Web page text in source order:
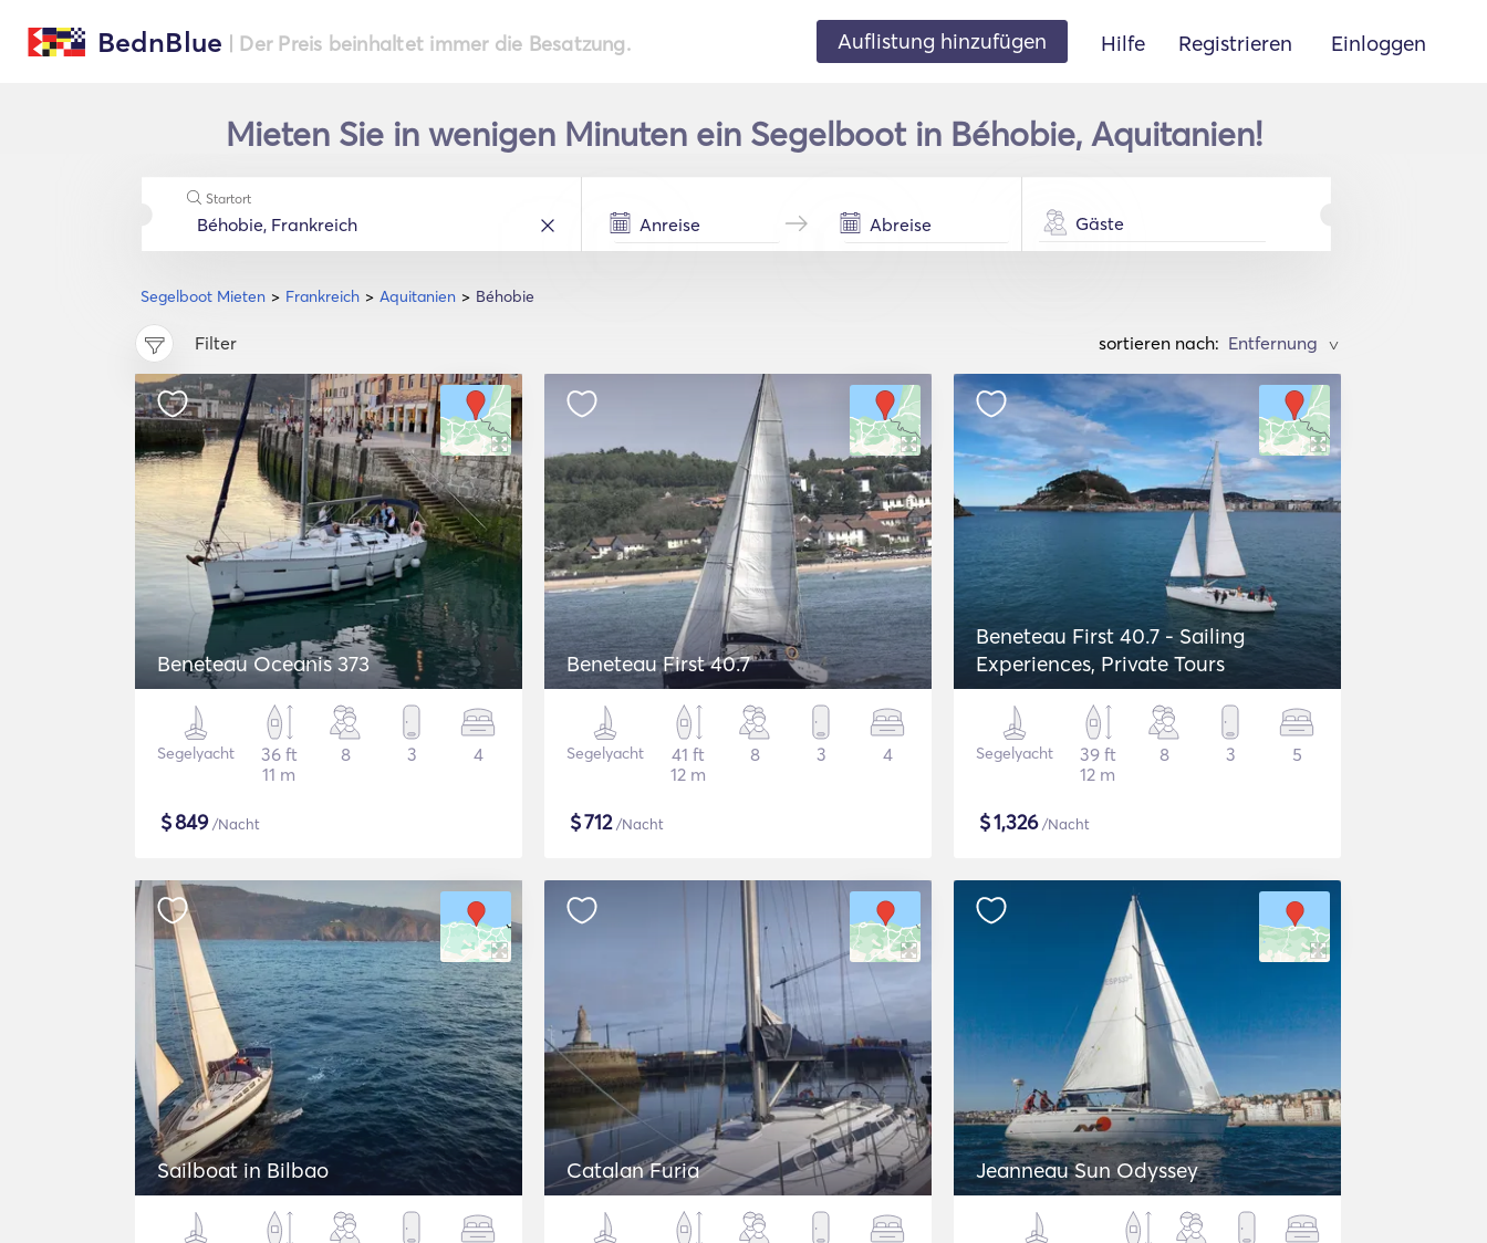
BednBlue | Der Preis beinhaltet immer die Besatzung. Auflistung hinzufügen Hilfe Registrieren Einloggen
Mieten Sie in wenigen Minuten ein Segelboot in Béhobie, Aquitanien!
Segelboot Mieten Frankreich Aquitanien Béhobie
Startort
Gäste
Filter sortieren nach: >
Beneteau Oceanis 373
Segelyacht
36 ft
11 m
8 3 4
$849/Nacht
Beneteau First 40.7
Segelyacht
41 ft
12 m
8 3 4
$712/Nacht
Beneteau First 40.7 - Sailing
Experiences, Private Tours
Segelyacht
39 ft
12 m
8 3 5
$1,326/Nacht
Sailboat in Bilbao Catalan Furia Jeanneau Sun Odyssey